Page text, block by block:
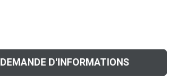
DEMANDE D'INFORMATIONS